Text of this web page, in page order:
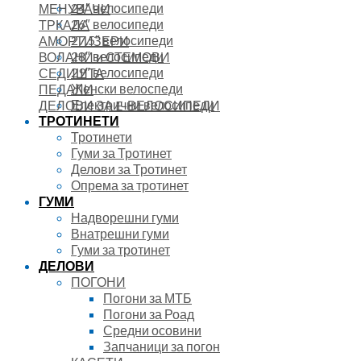
24″ велосипеди
26″ велосипеди
27.5″ велосипеди
28″ велосипеди
29″ велосипеди
Женски велоспеди
Електрични велосипеди
ТРОТИНЕТИ
Тротинети
Гуми за Тротинет
Делови за Тротинет
Опрема за тротинет
ГУМИ
Надворешни гуми
Внатрешни гуми
Гуми за тротинет
ДЕЛОВИ
ПОГОНИ
Погони за МТБ
Погони за Роад
Средни осовини
Запчаници за погон
МЕНУВАЧИ
ТРКАЛА
АМОРТИЗЕРИ
ВОЛАНИ и СТЕМОВИ
СЕДИШТА
ПЕДАЛИ
ДЕЛОВИ ЗА E-ВЕЛОСИПЕДИ